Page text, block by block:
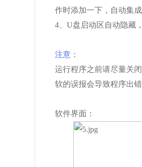
作时添加一下，自动集成
4、U盘启动区自动隐藏
注意：
运行程序之前请尽量关
软的误报会导致程序出错
软件界面：